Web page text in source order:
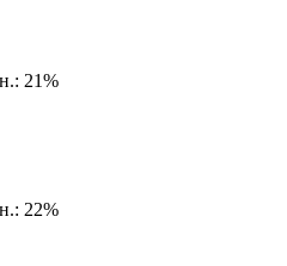
21%
22%